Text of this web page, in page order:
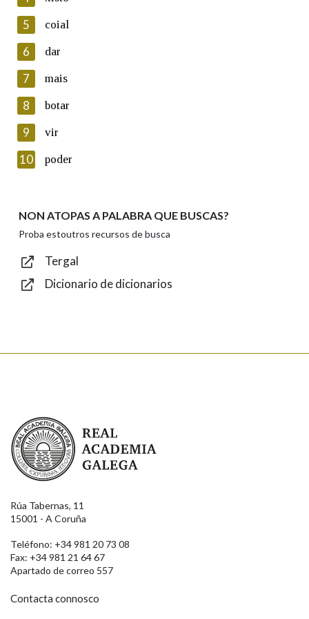
Lin e acepto as condicións da política de
Introduce o código que aparece na imaxe:
Texto de verificación
Enviar
5 coial
6 dar
7 mais
8 botar
9 vir
10 poder
NON ATOPAS A PALABRA QUE BUSCAS?
Proba estoutros recursos de busca
Tergal
Dicionario de dicionarios
Real Academia Galega
Rúa Tabernas, 11
15001 - A Coruña
Teléfono: +34 981 20 73 08
Fax: +34 981 21 64 67
Apartado de correo 557
Contacta connosco